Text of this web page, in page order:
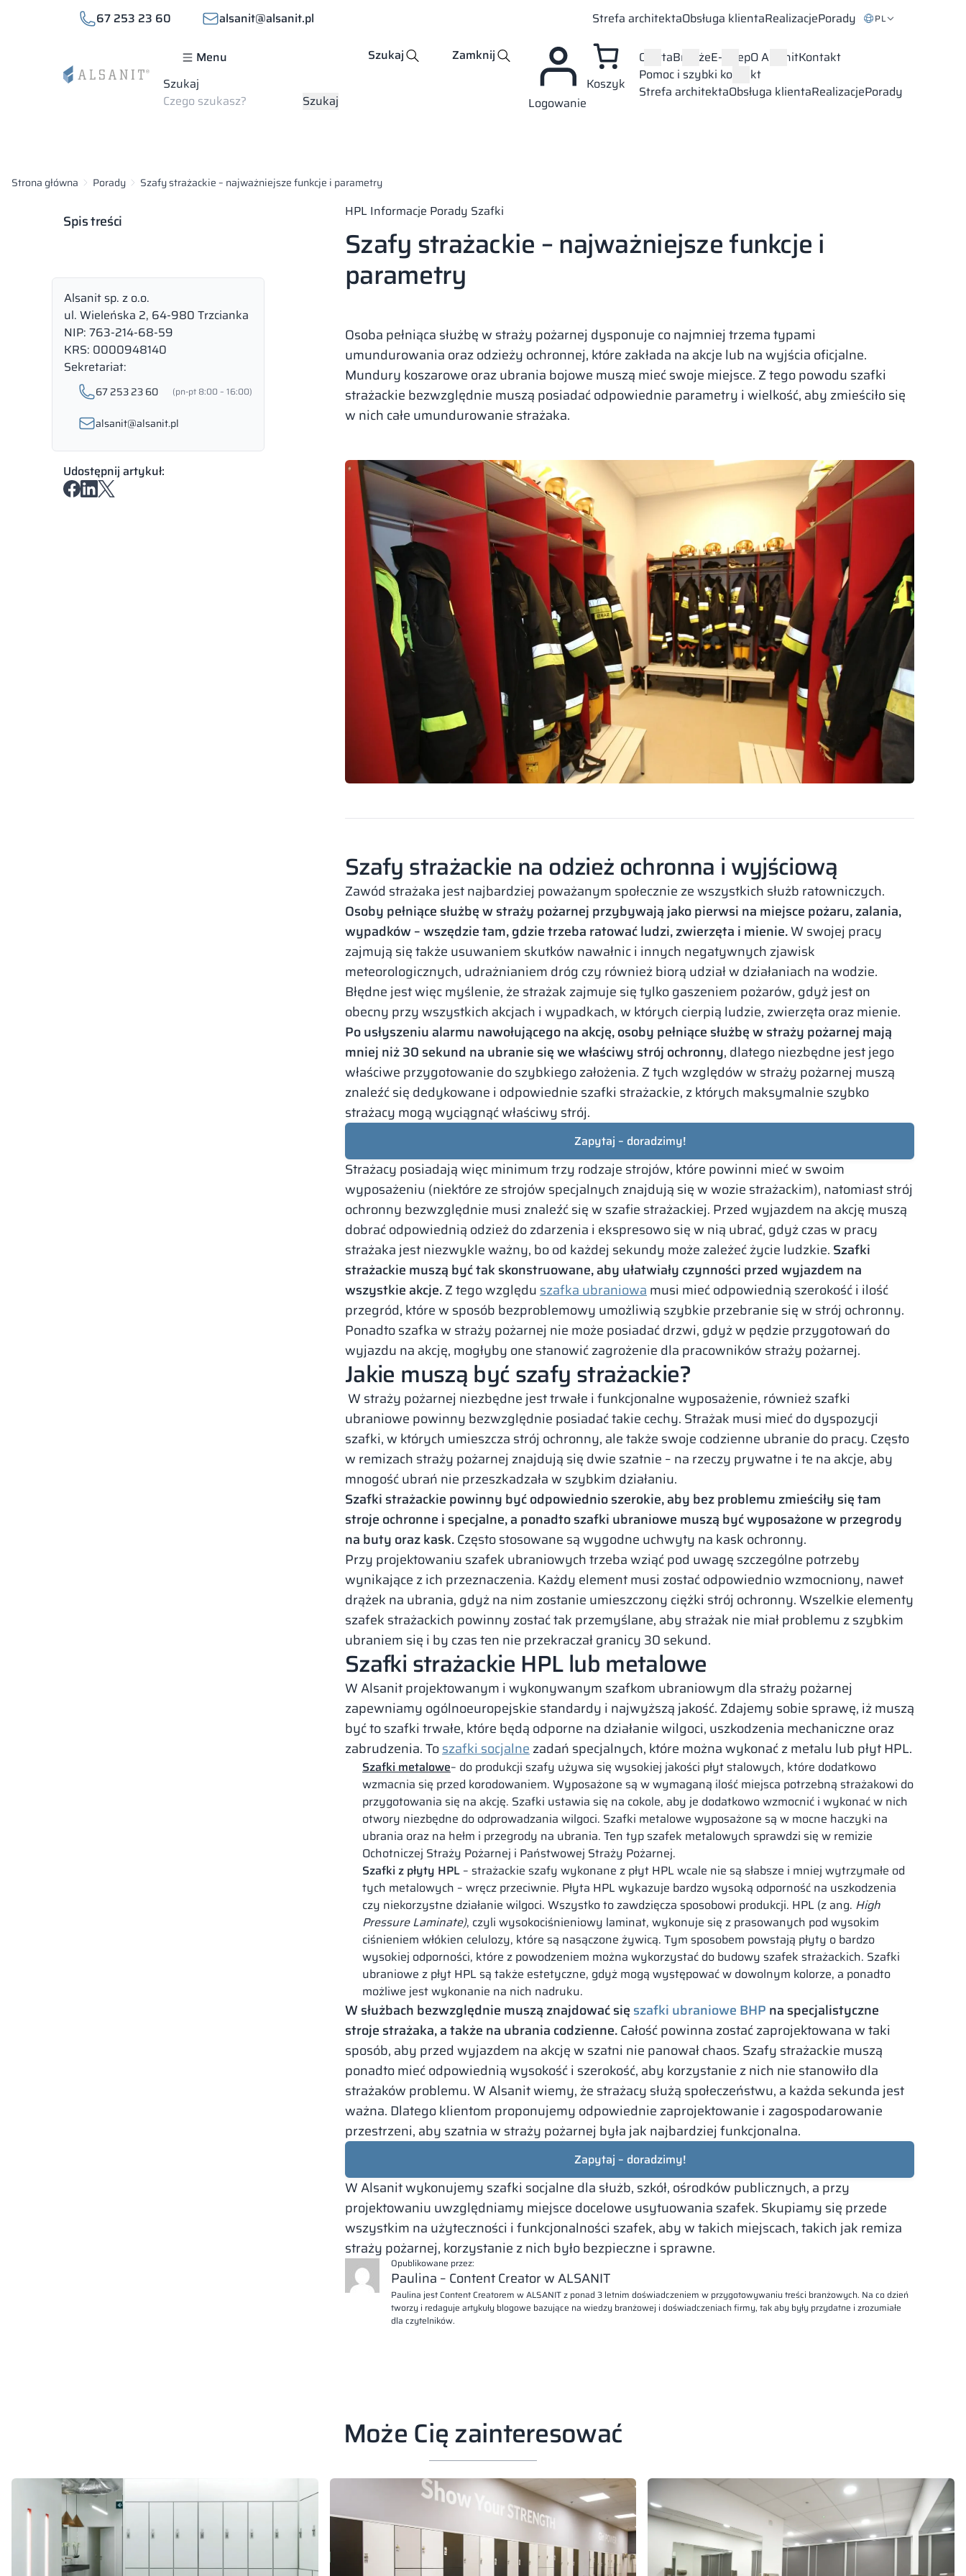
67 253 23 60 alsanit@alsanit.pl Strefa architektaObsługa klientaRealizacjePorady PL
Menu
Szukaj
Szukaj
Szukaj Zamknij
Logowanie
Koszyk
OfertaBranżeE-sklepO AlsanitKontakt
Pomoc i szybki kontakt
Strefa architektaObsługa klientaRealizacjePorady
Strona główna Porady Szafy strażackie – najważniejsze funkcje i parametry
Spis treści
Alsanit sp. z o.o.
ul. Wieleńska 2, 64-980 Trzcianka
NIP: 763-214-68-59
KRS: 0000948140
Sekretariat:
67 253 23 60 (pn-pt 8:00 – 16:00)
alsanit@alsanit.pl
Udostępnij artykuł:
HPL Informacje Porady Szafki
Szafy strażackie – najważniejsze funkcje i
parametry
Osoba pełniąca służbę w straży pożarnej dysponuje co najmniej trzema typami
umundurowania oraz odzieży ochronnej, które zakłada na akcje lub na wyjścia oficjalne.
Mundury koszarowe oraz ubrania bojowe muszą mieć swoje miejsce. Z tego powodu szafki
strażackie bezwzględnie muszą posiadać odpowiednie parametry i wielkość, aby zmieściło się
w nich całe umundurowanie strażaka.
Szafy strażackie na odzież ochronna i wyjściową
Zawód strażaka jest najbardziej poważanym społecznie ze wszystkich służb ratowniczych.
Osoby pełniące służbę w straży pożarnej przybywają jako pierwsi na miejsce pożaru, zalania,
wypadków – wszędzie tam, gdzie trzeba ratować ludzi, zwierzęta i mienie.W swojej pracy
zajmują się także usuwaniem skutków nawałnic i innych negatywnych zjawisk
meteorologicznych, udrażnianiem dróg czy również biorą udział w działaniach na wodzie.
Błędne jest więc myślenie, że strażak zajmuje się tylko gaszeniem pożarów, gdyż jest on
obecny przy wszystkich akcjach i wypadkach, w których cierpią ludzie, zwierzęta oraz mienie.
Po usłyszeniu alarmu nawołującego na akcję, osoby pełniące służbę w straży pożarnej mają
mniej niż 30 sekund na ubranie się we właściwy strój ochronny, dlatego niezbędne jest jego
właściwe przygotowanie do szybkiego założenia. Z tych względów w straży pożarnej muszą
znaleźć się dedykowane i odpowiednie szafki strażackie, z których maksymalnie szybko
strażacy mogą wyciągnąć właściwy strój.
Zapytaj – doradzimy!
Strażacy posiadają więc minimum trzy rodzaje strojów, które powinni mieć w swoim
wyposażeniu (niektóre ze strojów specjalnych znajdują się w wozie strażackim), natomiast strój
ochronny bezwzględnie musi znaleźć się w szafie strażackiej. Przed wyjazdem na akcję muszą
dobrać odpowiednią odzież do zdarzenia i ekspresowo się w nią ubrać, gdyż czas w pracy
strażaka jest niezwykle ważny, bo od każdej sekundy może zależeć życie ludzkie. Szafki
strażackie muszą być tak skonstruowane, aby ułatwiały czynności przed wyjazdem na
wszystkie akcje.Z tego względuszafka ubraniowamusi mieć odpowiednią szerokość i ilość
przegród, które w sposób bezproblemowy umożliwią szybkie przebranie się w strój ochronny.
Ponadto szafka w straży pożarnej nie może posiadać drzwi, gdyż w pędzie przygotowań do
wyjazdu na akcję, mogłyby one stanowić zagrożenie dla pracowników straży pożarnej.
Jakie muszą być szafy strażackie?
W straży pożarnej niezbędne jest trwałe i funkcjonalne wyposażenie, również szafki
ubraniowe powinny bezwzględnie posiadać takie cechy. Strażak musi mieć do dyspozycji
szafki, w których umieszcza strój ochronny, ale także swoje codzienne ubranie do pracy. Często
w remizach straży pożarnej znajdują się dwie szatnie – na rzeczy prywatne i te na akcje, aby
mnogość ubrań nie przeszkadzała w szybkim działaniu.
Szafki strażackie powinny być odpowiednio szerokie, aby bez problemu zmieściły się tam
stroje ochronne i specjalne, a ponadto szafki ubraniowe muszą być wyposażone w przegrody
na buty oraz kask.Często stosowane są wygodne uchwyty na kask ochronny.
Przy projektowaniu szafek ubraniowych trzeba wziąć pod uwagę szczególne potrzeby
wynikające z ich przeznaczenia. Każdy element musi zostać odpowiednio wzmocniony, nawet
drążek na ubrania, gdyż na nim zostanie umieszczony ciężki strój ochronny. Wszelkie elementy
szafek strażackich powinny zostać tak przemyślane, aby strażak nie miał problemu z szybkim
ubraniem się i by czas ten nie przekraczał granicy 30 sekund.
Szafki strażackie HPL lub metalowe
W Alsanit projektowanym i wykonywanym szafkom ubraniowym dla straży pożarnej
zapewniamy ogólnoeuropejskie standardy i najwyższą jakość. Zdajemy sobie sprawę, iż muszą
być to szafki trwałe, które będą odporne na działanie wilgoci, uszkodzenia mechaniczne oraz
zabrudzenia. Toszafki socjalnezadań specjalnych, które można wykonać z metalu lub płyt HPL.
Szafki metalowe– do produkcji szafy używa się wysokiej jakości płyt stalowych, które dodatkowo
wzmacnia się przed korodowaniem. Wyposażone są w wymaganą ilość miejsca potrzebną strażakowi do
przygotowania się na akcję. Szafki ustawia się na cokole, aby je dodatkowo wzmocnić i wykonać w nich
otwory niezbędne do odprowadzania wilgoci. Szafki metalowe wyposażone są w mocne haczyki na
ubrania oraz na hełm i przegrody na ubrania. Ten typ szafek metalowych sprawdzi się w remizie
Ochotniczej Straży Pożarnej i Państwowej Straży Pożarnej.
Szafki z płyty HPL – strażackie szafy wykonane z płyt HPL wcale nie są słabsze i mniej wytrzymałe od
tych metalowych – wręcz przeciwnie. Płyta HPL wykazuje bardzo wysoką odporność na uszkodzenia
czy niekorzystne działanie wilgoci. Wszystko to zawdzięcza sposobowi produkcji. HPL (z ang. High
Pressure Laminate), czyli wysokociśnieniowy laminat, wykonuje się z prasowanych pod wysokim
ciśnieniem włókien celulozy, które są nasączone żywicą. Tym sposobem powstają płyty o bardzo
wysokiej odporności, które z powodzeniem można wykorzystać do budowy szafek strażackich. Szafki
ubraniowe z płyt HPL są także estetyczne, gdyż mogą występować w dowolnym kolorze, a ponadto
możliwe jest wykonanie na nich nadruku.
W służbach bezwzględnie muszą znajdować się szafki ubraniowe BHP na specjalistyczne
stroje strażaka, a także na ubrania codzienne.Całość powinna zostać zaprojektowana w taki
sposób, aby przed wyjazdem na akcję w szatni nie panował chaos. Szafy strażackie muszą
ponadto mieć odpowiednią wysokość i szerokość, aby korzystanie z nich nie stanowiło dla
strażaków problemu. W Alsanit wiemy, że strażacy służą społeczeństwu, a każda sekunda jest
ważna. Dlatego klientom proponujemy odpowiednie zaprojektowanie i zagospodarowanie
przestrzeni, aby szatnia w straży pożarnej była jak najbardziej funkcjonalna.
Zapytaj – doradzimy!
W Alsanit wykonujemy szafki socjalne dla służb, szkół, ośrodków publicznych, a przy
projektowaniu uwzględniamy miejsce docelowe usytuowania szafek. Skupiamy się przede
wszystkim na użyteczności i funkcjonalności szafek, aby w takich miejscach, takich jak remiza
straży pożarnej, korzystanie z nich było bezpieczne i sprawne.
Opublikowane przez:
Paulina – Content Creator w ALSANIT
Paulina jest Content Creatorem w ALSANIT z ponad 3 letnim doświadczeniem w przygotowywaniu treści branżowych. Na co dzień
tworzy i redaguje artykuły blogowe bazujące na wiedzy branżowej i doświadczeniach firmy, tak aby były przydatne i zrozumiałe
dla czytelników.
Może Cię zainteresować